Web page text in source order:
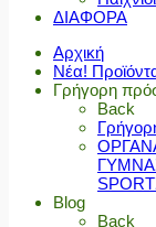
ΔΙΑΦΟΡΑ
Αρχική
Νέα!
Γρήγορη
Back
SPORT
Blog
Back